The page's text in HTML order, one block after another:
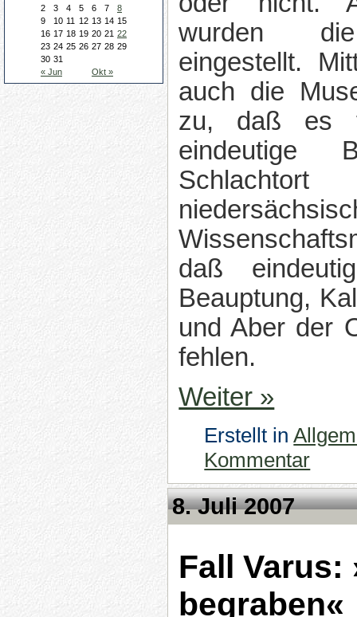
« Jun Okt »
2
3 4 5 6 7
8
9
10 11 12 13 14 15
16 17 18 19 20 21 22
23 24 25 26 27 28 29
30 31
wurden die
eingestellt.
auch die
zu, daß es
eindeutige
daß
Beauptung,
und Aber der
fehlen.
Weiter »
Erstellt in
Kommentar
8. Juli 2007
Fall
begraben«